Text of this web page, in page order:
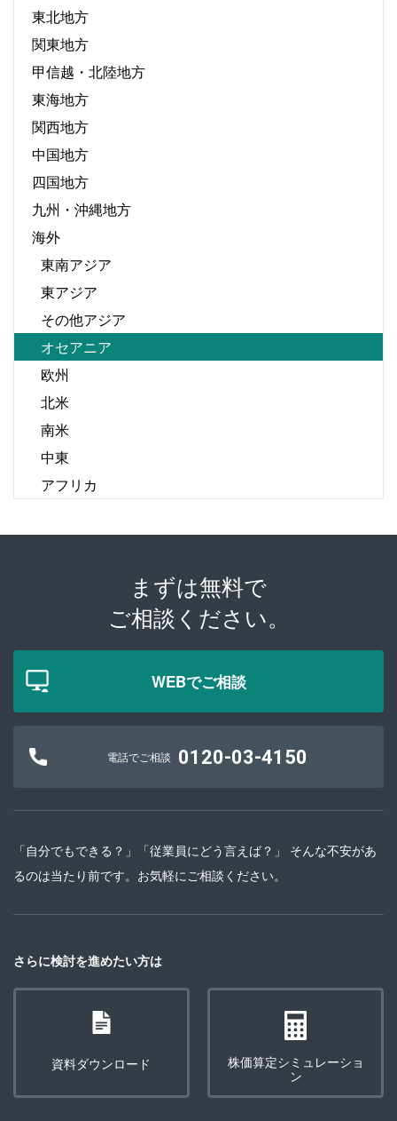
東北地方
関東地方
甲信越・北陸地方
東海地方
関西地方
中国地方
四国地方
九州・沖縄地方
海外
東南アジア
東アジア
その他アジア
オセアニア
欧州
北米
南米
中東
アフリカ
まずは無料で
ご相談ください。
WEBでご相談
電話でご相談 0120-03-4150
「自分でもできる？」「従業員にどう言えば？」 そんな不安があ
るのは当たり前です。お気軽にご相談ください。
さらに検討を進めたい方は
資料ダウンロード
株価算定シミュレーショ
ン